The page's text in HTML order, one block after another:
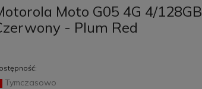
Moto G05 4G 4/128GB
- Plum Red
Tymczasowo